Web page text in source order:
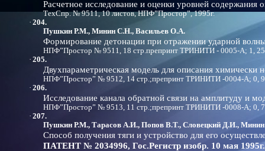
Расчетное исследование и оценки уровней содержания
ТехСпр. № 9511, 10 листов, НПФ”Простор”, 1995г.
· 204.
Пушкин Р.М., Минин С.Н., Васильев О.А.
Формирование детонации при отражении ударной
НПФ”Простор № 9511, 18 стр.препринт ТРИНИТИ - 0005-А; 1, 25
· 205.
Двухпараметрическая модель для описания химически
НПФ”Простор” № 9512, 14 стр.;препринт ТРИНИТИ -0004-А; 0, 95
· 206.
Исследование канала обратной связи на амплитуду и
НПФ”Простор” № 9513, 11 стр.;препринт ТРИНИТИ -0008-А; 0, 7
· 207.
Пушкин Р.М., Тарасов А.И., Попов В.Т., Словецкий Д.И.,
Способ получения тяги и устройство для его
ПАТЕНТ № 2034996, Гос.Регистр изобр. 10 мая